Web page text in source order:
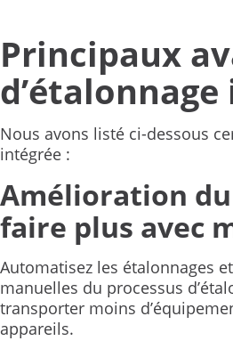
Principaux
Nous avons listé ci-dessous
intégrée :
Amélioration
faire plus avec
Automatisez les étalonnages
manuelles du processus
transporter moins
appareils.